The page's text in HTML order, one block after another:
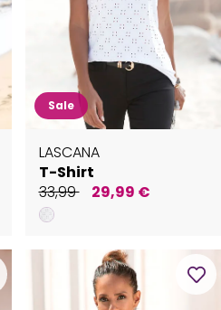
Sale
LASCANA
T-Shirt
33,99
29,99 €